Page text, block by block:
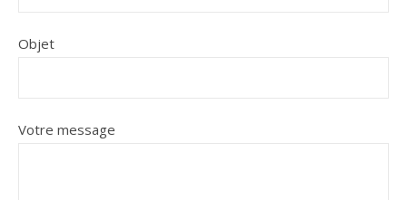
Objet
Votre message